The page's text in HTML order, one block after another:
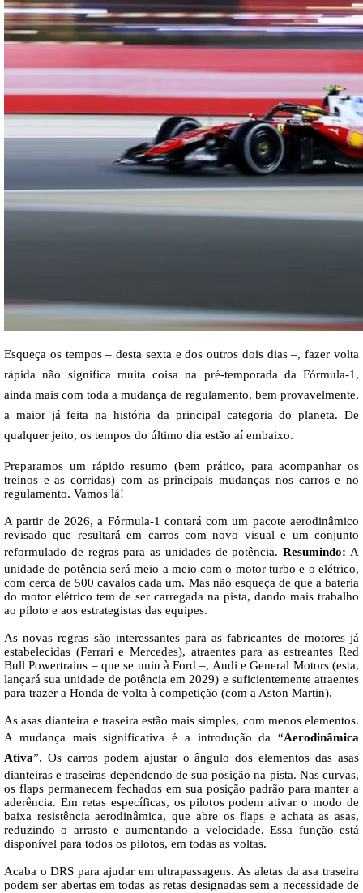
Esqueça os tempos – desta sexta e dos outros dois dias –, fazer volta
rápida não significa muita coisa na pré-temporada da Fórmula-1,
ainda mais com toda a mudança de regulamento, bem provavelmente,
a maior já feita na história da principal categoria do planeta. De
qualquer jeito, os tempos do último dia estão aí embaixo.
Preparamos um rápido resumo (bem prático, para acompanhar os
treinos e as corridas) com as principais mudanças nos carros e no
regulamento. Vamos lá!
A partir de 2026, a Fórmula-1 contará com um pacote aerodinâmico
revisado que resultará em carros com novo visual e um conjunto
reformulado de regras para as unidades de potência. Resumindo: A
unidade de potência será meio a meio com o motor turbo e o elétrico,
com cerca de 500 cavalos cada um. Mas não esqueça de que a bateria
do motor elétrico tem de ser carregada na pista, dando mais trabalho
ao piloto e aos estrategistas das equipes.
As novas regras são interessantes para as fabricantes de motores já
estabelecidas (Ferrari e Mercedes), atraentes para as estreantes Red
Bull Powertrains – que se uniu à Ford –, Audi e General Motors (esta,
lançará sua unidade de potência em 2029) e suficientemente atraentes
para trazer a Honda de volta à competição (com a Aston Martin).
As asas dianteira e traseira estão mais simples, com menos elementos.
A mudança mais significativa é a introdução da “Aerodinâmica
Ativa”. Os carros podem ajustar o ângulo dos elementos das asas
dianteiras e traseiras dependendo de sua posição na pista. Nas curvas,
os flaps permanecem fechados em sua posição padrão para manter a
aderência. Em retas específicas, os pilotos podem ativar o modo de
baixa resistência aerodinâmica, que abre os flaps e achata as asas,
reduzindo o arrasto e aumentando a velocidade. Essa função está
disponível para todos os pilotos, em todas as voltas.
Acaba o DRS para ajudar em ultrapassagens. As aletas da asa traseira
podem ser abertas em todas as retas designadas sem a necessidade de